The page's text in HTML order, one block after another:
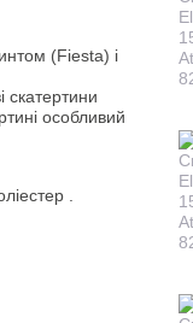
(Fiesta) і
скатертини
особливий
.